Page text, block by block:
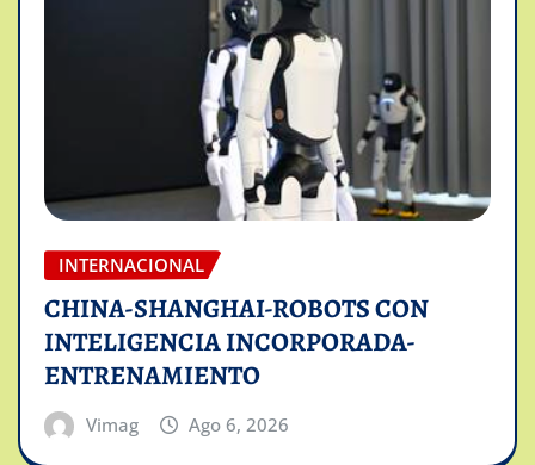
INTERNACIONAL
CHINA-SHANGHAI-ROBOTS CON
INTELIGENCIA INCORPORADA-
ENTRENAMIENTO
Vimag Ago 6, 2026